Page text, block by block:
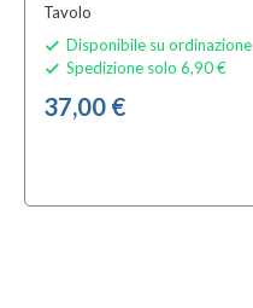
Tavolo
 Disponibile su ordinazione
 Spedizione solo 6,90 €
37,00 €